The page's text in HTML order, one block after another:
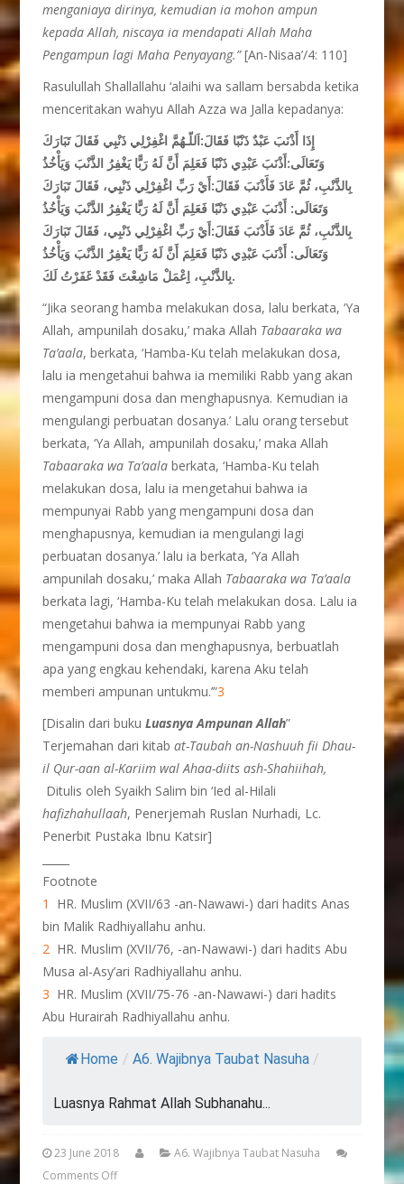
menganiaya dirinya, kemudian ia mohon ampun
kepada Allah, niscaya ia mendapati Allah Maha
Pengampun lagi Maha Penyayang.”[An-Nisaa’/4: 110]
Rasulullah Shallallahu ‘alaihi wa sallam bersabda ketika
menceritakan wahyu Allah Azza wa Jalla kepadanya:
إِذَا أَذْنَبَ عَبْدٌ ذَنْبًا فَقَالَ:اَللّـهُمَّ اغْفِرْلِي ذَنْبِي فَقَالَ تَبَارَكَ
وَتَعَالَى:أَذْنَبَ عَبْدِي ذَنْبًا فَعَلِمَ أَنَّ لَهُ رَبًّا يَغْفِرُ الذَّنْبَ وَيَأْخُذُ
بِالذَّنْبِ، ثُمَّ عَادَ فَأَذْنَبَ فَقَالَ:أَيْ رَبِّ اغْفِرْلِي ذَنْبِي، فَقَالَ تَبَارَكَ
وَتَعَالَى: أَذْنَبَ عَبْدِي ذَنْبًا فَعَلِمَ أَنَّ لَهُ رَبًّا يَغْفِرُ الذَّنْبَ وَيَأْخُذُ
بِالذَّنْبِ، ثُمَّ عَادَ فَأَذْنَبَ فَقَالَ:أَيْ رَبِّ اغْفِرْلِي ذَنْبِي، فَقَالَ تَبَارَكَ
وَتَعَالَى: أَذْنَبَ عَبْدِي ذَنْبًا فَعَلِمَ أَنَّ لَهُ رَبًّا يَغْفِرُ الذَّنْبَ وَيَأْخُذُ
بِالذَّنْبِ، اِِعْمَلْ مَاشِعْتَ فَقَدْ غَفَرْتُ لَكَ.
“Jika seorang hamba melakukan dosa, lalu berkata, ‘Ya
Allah, ampunilah dosaku,’ maka Allah Tabaaraka wa
Ta’aala, berkata, ‘Hamba-Ku telah melakukan dosa,
lalu ia mengetahui bahwa ia memiliki Rabb yang akan
mengampuni dosa dan menghapusnya. Kemudian ia
mengulangi perbuatan dosanya.’ Lalu orang tersebut
berkata, ‘Ya Allah, ampunilah dosaku,’ maka Allah
Tabaaraka wa Ta’aala berkata, ‘Hamba-Ku telah
melakukan dosa, lalu ia mengetahui bahwa ia
mempunyai Rabb yang mengampuni dosa dan
menghapusnya, kemudian ia mengulangi lagi
perbuatan dosanya.’ lalu ia berkata, ‘Ya Allah
ampunilah dosaku,’ maka Allah Tabaaraka wa Ta’aala
berkata lagi, ‘Hamba-Ku telah melakukan dosa. Lalu ia
mengetahui bahwa ia mempunyai Rabb yang
mengampuni dosa dan menghapusnya, berbuatlah
apa yang engkau kehendaki, karena Aku telah
memberi ampunan untukmu.’”3
[Disalin dari buku LuasnyaAmpunan Allah”
Terjemahan dari kitabat-Taubah an-Nashuuh fii Dhau-
il Qur-aan al-Kariim wal Ahaa-diits ash-Shahiihah,
Ditulis oleh Syaikh Salim bin ‘Ied al-Hilali
hafizhahullaah, Penerjemah Ruslan Nurhadi, Lc.
Penerbit Pustaka Ibnu Katsir]
Footnote
1
HR. Muslim (XVII/63 -an-Nawawi-) dari hadits Anas
bin Malik Radhiyallahu anhu.
2 HR. Muslim (XVII/76, -an-Nawawi-) dari hadits Abu
Musa al-Asy’ari Radhiyallahu anhu.
3 HR. Muslim (XVII/75-76 -an-Nawawi-) dari hadits
Abu Hurairah Radhiyallahu anhu.
Home / A6. Wajibnya Taubat Nasuha /
Luasnya Rahmat Allah Subhanahu...
23 June 2018
A6. Wajibnya Taubat Nasuha
Comments Off